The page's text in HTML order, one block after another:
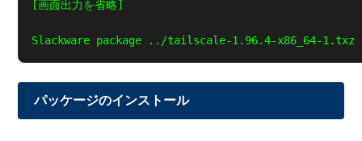
[画面出力を省略]
パッケージのインストール